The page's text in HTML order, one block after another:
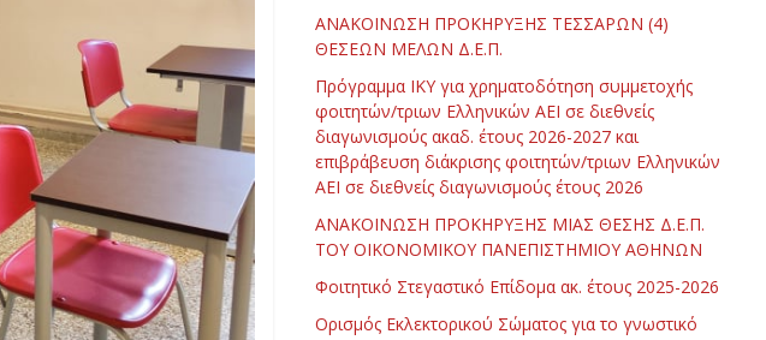
ΑΝΑΚΟΙΝΩΣΗ ΠΡΟΚΗΡΥΞΗΣ ΤΕΣΣΑΡΩΝ (4)
ΘΕΣΕΩΝ ΜΕΛΩΝ Δ.Ε.Π.
Πρόγραμμα ΙΚΥ για χρηματοδότηση συμμετοχής
φοιτητών/τριων Ελληνικών ΑΕΙ σε διεθνείς
διαγωνισμούς ακαδ. έτους 2026-2027 και
επιβράβευση διάκρισης φοιτητών/τριων Ελληνικών
ΑΕΙ σε διεθνείς διαγωνισμούς έτους 2026
ΑΝΑΚΟΙΝΩΣΗ ΠΡΟΚΗΡΥΞΗΣ ΜΙΑΣ ΘΕΣΗΣ Δ.Ε.Π.
ΤΟΥ ΟΙΚΟΝΟΜΙΚΟΥ ΠΑΝΕΠΙΣΤΗΜΙΟΥ ΑΘΗΝΩΝ
Φοιτητικό Στεγαστικό Επίδομα ακ. έτους 2025-2026
Ορισμός Εκλεκτορικού Σώματος για το γνωστικό